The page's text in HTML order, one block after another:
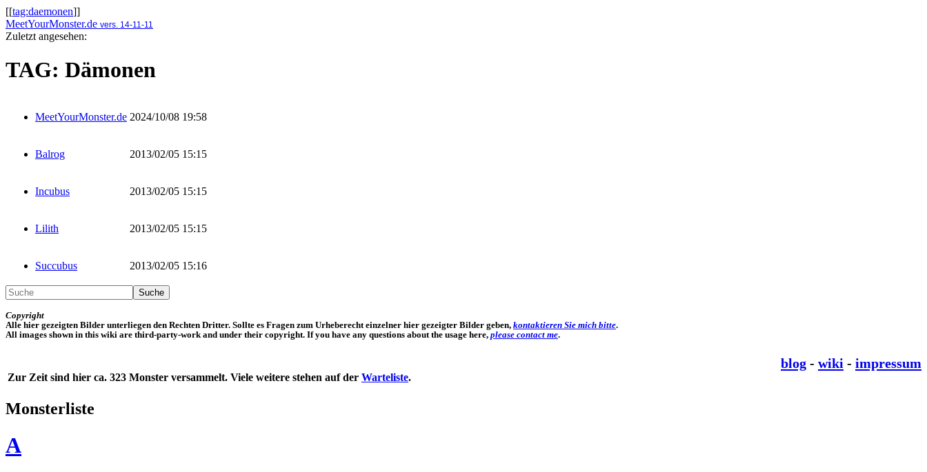
[[tag:daemonen]]
MeetYourMonster.de vers. 14-11-11
Zuletzt angesehen:
TAG: Dämonen
MeetYourMonster.de 2024/10/08 19:58
Balrog 2013/02/05 15:15
Incubus 2013/02/05 15:15
Lilith 2013/02/05 15:15
Succubus 2013/02/05 15:16
Suche
Copyright
Alle hier gezeigten Bilder unterliegen den Rechten Dritter. Sollte es Fragen zum Urheberecht einzelner hier gezeigter Bilder geben, kontaktieren Sie mich bitte.
All images shown in this wiki are third-party-work and under their copyright. If you have any questions about the usage here, please contact me.
blog - wiki - impressum
Zur Zeit sind hier ca. 323 Monster versammelt. Viele weitere stehen auf der Warteliste.
Monsterliste
A